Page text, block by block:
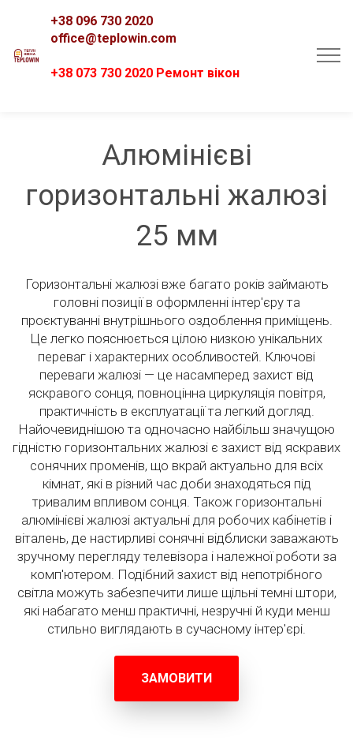
+38 096 730 2020
office@teplowin.com
+38 073 730 2020 Ремонт вікон
Алюмінієві
горизонтальні жалюзі
25 мм
Горизонтальні жалюзі вже багато років займають
головні позиції в оформленні інтер'єру та
проєктуванні внутрішнього оздоблення приміщень.
Це легко пояснюється цілою низкою унікальних
переваг і характерних особливостей. Ключові
переваги жалюзі — це насамперед захист від
яскравого сонця, повноцінна циркуляція повітря,
практичність в експлуатації та легкий догляд.
Найочевиднішою та одночасно найбільш значущою
гідністю горизонтальних жалюзі є захист від яскравих
сонячних променів, що вкрай актуально для всіх
кімнат, які в різний час доби знаходяться під
тривалим впливом сонця. Також горизонтальні
алюмінієві жалюзі актуальні для робочих кабінетів і
віталень, де настирливі сонячні відблиски заважають
зручному перегляду телевізора і належної роботи за
комп'ютером. Подібний захист від непотрібного
світла можуть забезпечити лише щільні темні штори,
які набагато менш практичні, незручні й куди менш
стильно виглядають в сучасному інтер'єрі.
ЗАМОВИТИ